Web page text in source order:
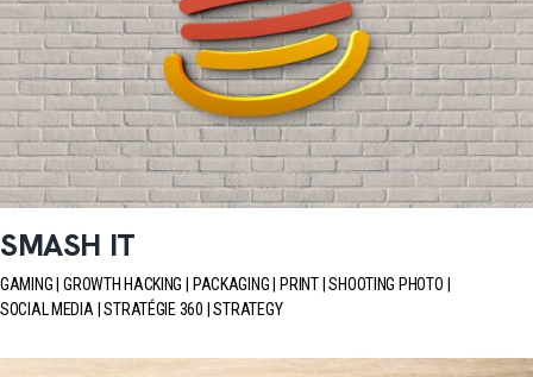
SMASH IT
GAMING GROWTH HACKING PACKAGING PRINT SHOOTING PHOTO
SOCIAL MEDIA STRATÉGIE 360 STRATEGY